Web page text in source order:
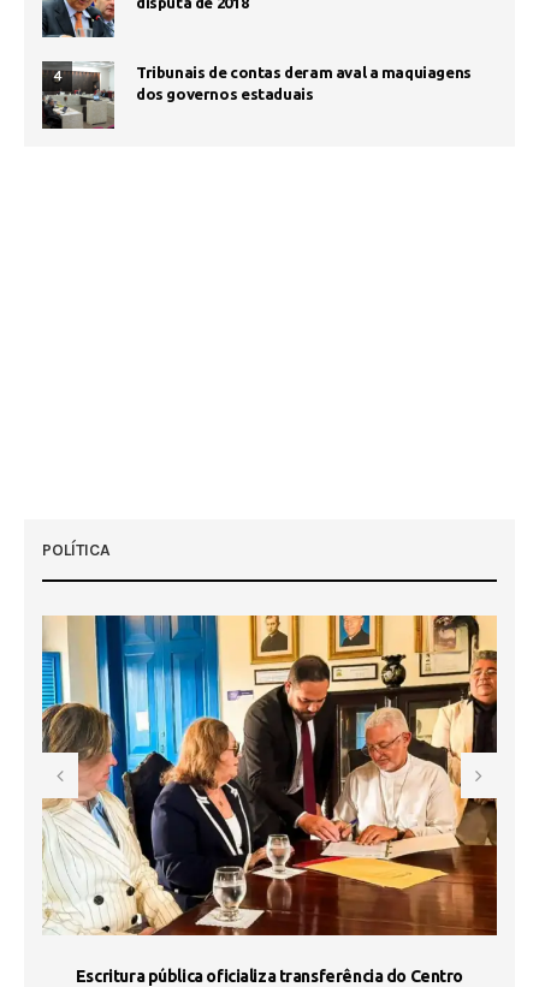
4
Tribunais de contas deram aval a maquiagens
dos governos estaduais
POLÍTICA
Escritura pública oficializa transferência do Centro